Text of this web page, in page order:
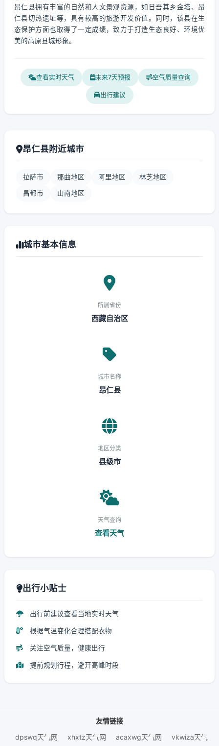
昂仁县拥有丰富的自然和人文景观资源，如日吾其乡金塔、昂
仁县切热遗址等，具有较高的旅游开发价值。同时，该县在生
态保护方面也取得了一定成绩，致力于打造生态良好、环境优
美的高原县城形象。
查看实时天气 未来7天预报 空气质量查询
出行建议
昂仁县附近城市
拉萨市 那曲地区 阿里地区 林芝地区
昌都市 山南地区
城市基本信息
所属省份
西藏自治区
城市名称
昂仁县
地区分类
县级市
天气查询
查看天气
出行小贴士
出行前建议查看当地实时天气
根据气温变化合理搭配衣物
关注空气质量，健康出行
提前规划行程，避开高峰时段
友情链接
dpswq天气网
xhxtz天气网 acaxwg天气网
vkwiza天气